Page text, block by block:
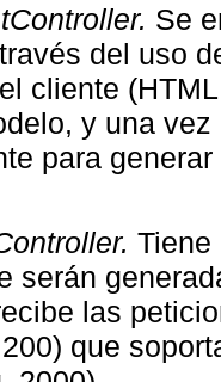
Se
del uso
cliente
y una
para
Tiene
serán
las
que